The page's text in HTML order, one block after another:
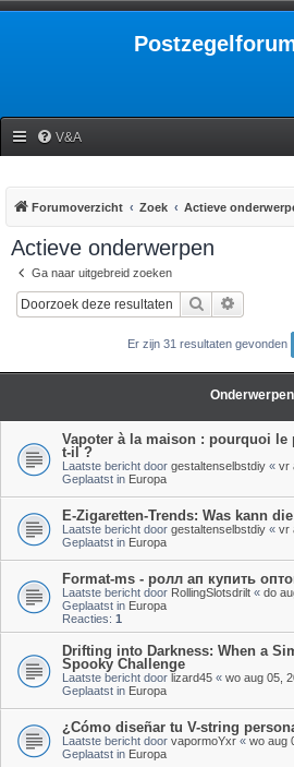
V&A
Forumoverzicht Zoek Actieve
Actieve onderwerpen
Ga naar uitgebreid zoeken
Zoek
Er zijn 31 resultaten gevonden
Onderwerpen
Vapoter à la maison : pourquoi
t-il ?
Laatste bericht door gestaltenselbstdiy « vr
Geplaatst in Europa
E-Zigaretten-Trends: Was kann
Laatste bericht door gestaltenselbstdiy « vr
Geplaatst in Europa
Format-ms - ролл ап купить
Laatste bericht door RollingSlotsdrilt « do
Geplaatst in Europa
Reacties: 1
Drifting into Darkness: When a
Spooky Challenge
Laatste bericht door lizard45 « wo aug 05,
Geplaatst in Europa
¿Cómo diseñar tu V-string
Laatste bericht door vapormoYxr « wo aug
Geplaatst in Europa